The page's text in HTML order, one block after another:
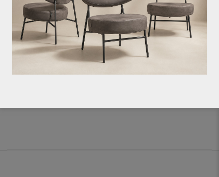
Let op: op outletartikelen geven wij geen
garantie en deze artikelen kunnen niet
retour.
Bij het ongezien kopen van outletartikelen